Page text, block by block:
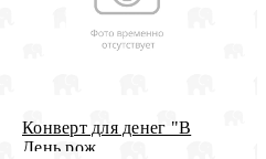
Конверт для денег "В
День рож...